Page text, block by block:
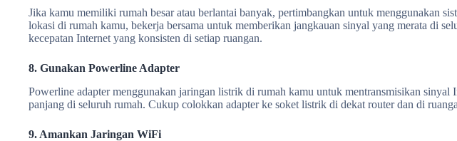
Jika kamu memiliki rumah besar atau berlantai banyak, pertimbangkan untuk menggunakan
lokasi di rumah kamu, bekerja bersama untuk memberikan jangkauan sinyal yang merata di
kecepatan Internet yang konsisten di setiap ruangan.
8. Gunakan Powerline Adapter
Powerline adapter menggunakan jaringan listrik di rumah kamu untuk mentransmisikan
panjang di seluruh rumah. Cukup colokkan adapter ke soket listrik di dekat router dan di
9. Amankan Jaringan WiFi